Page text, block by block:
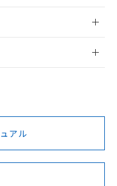
録
前に、以下を必ずお読
BV型式承認
（フランス
KR型式
（韓国
アル